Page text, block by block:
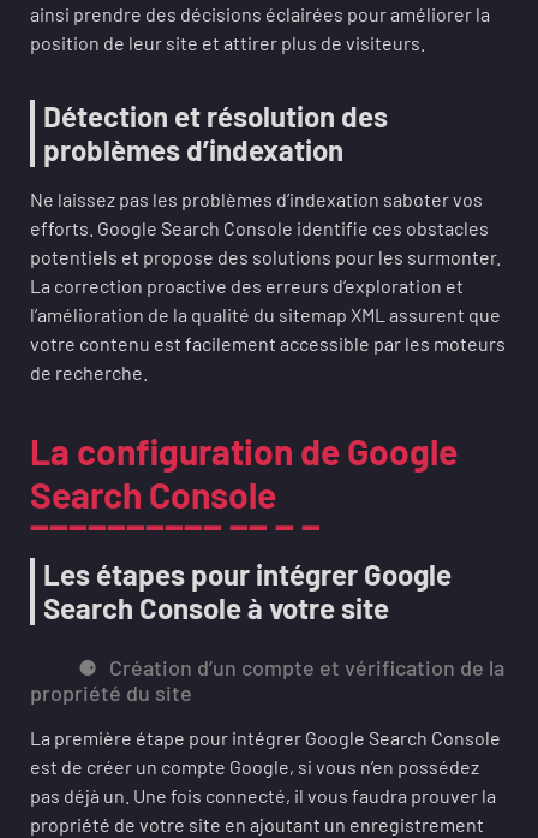
ainsi prendre des décisions éclairées pour améliorer la
position de leur site et attirer plus de visiteurs.
Détection et résolution des
problèmes d’indexation
Ne laissez pas les problèmes d’indexation saboter vos
efforts. Google Search Console identifie ces obstacles
potentiels et propose des solutions pour les surmonter.
La correction proactive des erreurs d’exploration et
l’amélioration de la qualité du sitemap XML assurent que
votre contenu est facilement accessible par les moteurs
de recherche.
La configuration de Google
Search Console
Les étapes pour intégrer Google
Search Console à votre site
Création d’un compte et vérification de la
propriété du site
La première étape pour intégrer Google Search Console
est de créer un compte Google, si vous n’en possédez
pas déjà un. Une fois connecté, il vous faudra prouver la
propriété de votre site en ajoutant un enregistrement